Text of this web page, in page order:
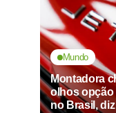
Mundo
Montadora
olhos opção
no Brasil,